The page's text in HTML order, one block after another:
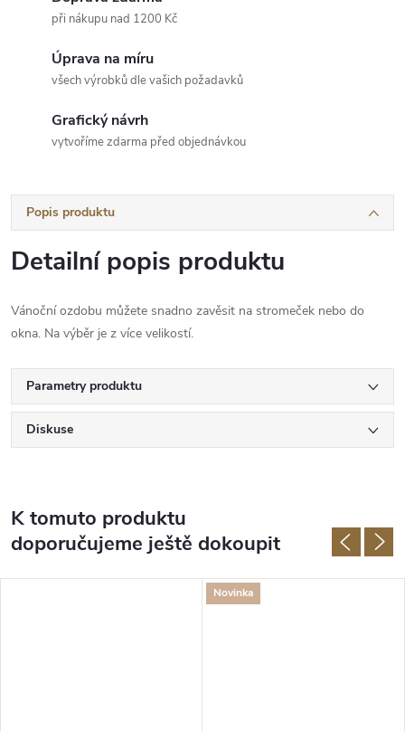
při nákupu nad 1200 Kč
Úprava na míru
všech výrobků dle vašich požadavků
Grafický návrh
vytvoříme zdarma před objednávkou
Popis produktu
Detailní popis produktu
Vánoční ozdobu můžete snadno zavěsit na stromeček nebo do
okna. Na výběr je z více velikostí.
Parametry produktu
Diskuse
K tomuto produktu
doporučujeme ještě dokoupit
Novinka